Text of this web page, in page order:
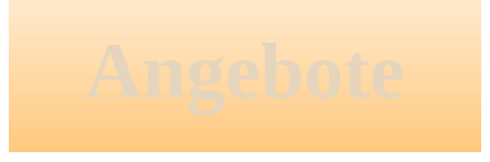
Angebote